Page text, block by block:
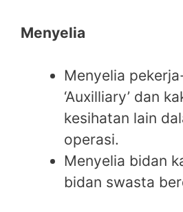
Menyelia
Menyelia
‘Auxilliary’ dan
kesihatan lain
operasi.
Menyelia bidan
bidan swasta